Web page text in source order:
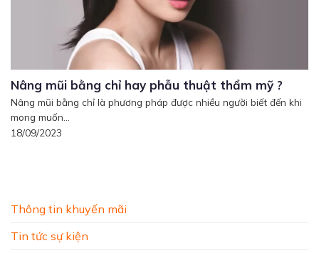
Thông tin khuyến mãi
Tin tức sự kiện
Nâng mũi bằng chỉ hay phẫu thuật thẩm mỹ ?
Nâng mũi bằng chỉ là phương pháp được nhiều người biết đến khi
mong muốn...
18/09/2023